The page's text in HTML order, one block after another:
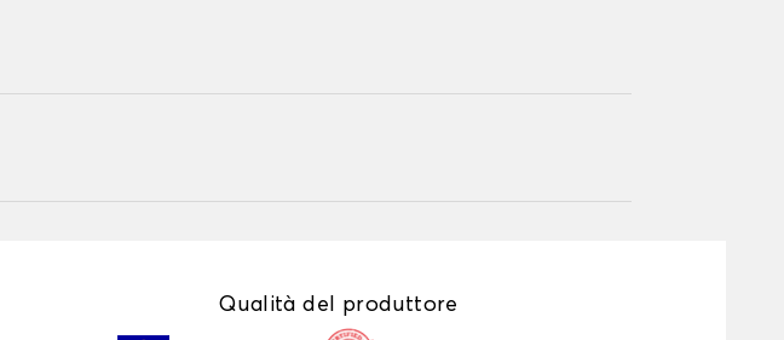
Qualità del produttore